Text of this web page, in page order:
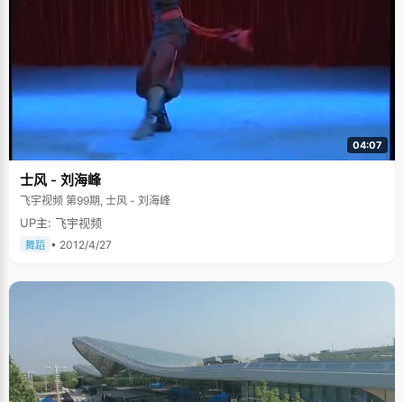
04:07
士风 - 刘海峰
飞宇视频 第99期, 士风 - 刘海峰
UP主: 飞宇视频
舞蹈 • 2012/4/27